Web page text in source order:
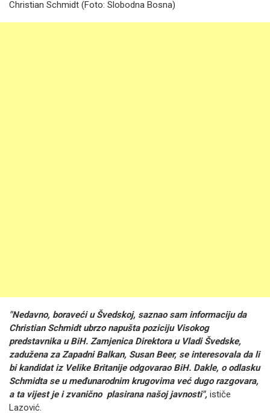
Christian Schmidt (Foto: Slobodna Bosna)
"Nedavno, boraveći u Švedskoj, saznao sam informaciju da
Christian Schmidt ubrzo napušta poziciju Visokog
predstavnika u BiH. Zamjenica Direktora u Vladi Švedske,
zadužena za Zapadni Balkan, Susan Beer, se interesovala da li
bi kandidat iz Velike Britanije odgovarao BiH. Dakle, o odlasku
Schmidta se u međunarodnim krugovima već dugo razgovara,
a ta vijest je i zvanično plasirana našoj javnosti", ističe
Lazović.